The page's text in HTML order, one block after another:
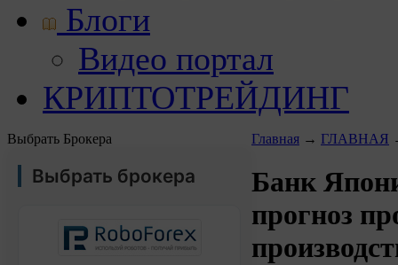
Блоги
Видео портал
КРИПТОТРЕЙДИНГ
Выбрать Брокера
Выбрать брокера
Главная → ГЛАВНАЯ
Банк
прогноз